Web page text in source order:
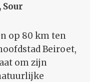
op 80 km ten
Beiroet,
om zijn